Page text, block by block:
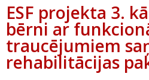
ESF projekta 3.
bērni ar
traucējumiem
rehabilitācijas